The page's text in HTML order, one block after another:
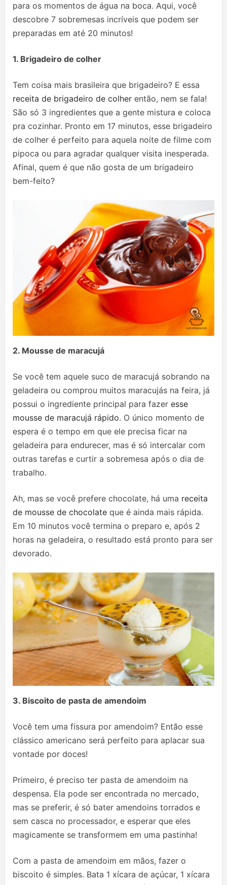
para os momentos de água na boca. Aqui, você
descobre 7 sobremesas incríveis que podem ser
preparadas em até 20 minutos!
1. Brigadeiro de colher
Tem coisa mais brasileira que brigadeiro? E essa
receita de brigadeiro de colher então, nem se fala!
São só 3 ingredientes que a gente mistura e coloca
pra cozinhar. Pronto em 17 minutos, esse brigadeiro
de colher é perfeito para aquela noite de filme com
pipoca ou para agradar qualquer visita inesperada.
Afinal, quem é que não gosta de um brigadeiro
bem-feito?
2. Mousse de maracujá
Se você tem aquele suco de maracujá sobrando na
geladeira ou comprou muitos maracujás na feira, já
possui o ingrediente principal para fazer esse
mousse de maracujá rápido. O único momento de
espera é o tempo em que ele precisa ficar na
geladeira para endurecer, mas é só intercalar com
outras tarefas e curtir a sobremesa após o dia de
trabalho.
Ah, mas se você prefere chocolate, há uma receita
de mousse de chocolate que é ainda mais rápida.
Em 10 minutos você termina o preparo e, após 2
horas na geladeira, o resultado está pronto para ser
devorado.
3. Biscoito de pasta de amendoim
Você tem uma fissura por amendoim? Então esse
clássico americano será perfeito para aplacar sua
vontade por doces!
Primeiro, é preciso ter pasta de amendoim na
despensa. Ela pode ser encontrada no mercado,
mas se preferir, é só bater amendoins torrados e
sem casca no processador, e esperar que eles
magicamente se transformem em uma pastinha!
Com a pasta de amendoim em mãos, fazer o
biscoito é simples. Bata 1 xícara de açúcar, 1 xícara